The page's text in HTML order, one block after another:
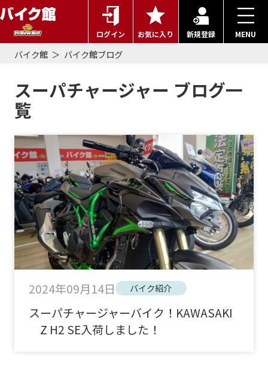
ログイン お気に入り 新規登録 MENU
バイク館 バイク館ブログ
スーパチャージャー ブログ一
覧
2024年09月14日 バイク紹介
スーパチャージャーバイク！KAWASAKI
Z H2 SE入荷しました！